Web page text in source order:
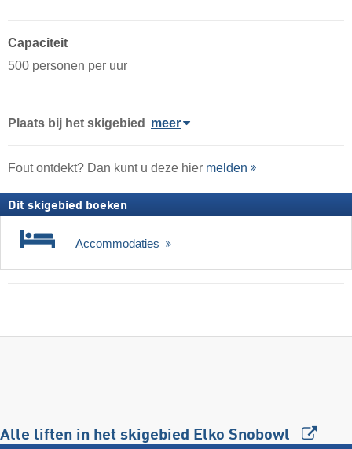
Capaciteit
500 personen per uur
Plaats bij het skigebied meer
Fout ontdekt? Dan kunt u deze hier melden
Dit skigebied boeken
Accommodaties
Alle liften in het skigebied Elko Snobowl